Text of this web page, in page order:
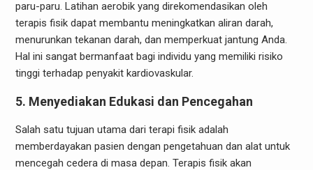
paru-paru. Latihan aerobik yang direkomendasikan oleh
terapis fisik dapat membantu meningkatkan aliran darah,
menurunkan tekanan darah, dan memperkuat jantung Anda.
Hal ini sangat bermanfaat bagi individu yang memiliki risiko
tinggi terhadap penyakit kardiovaskular.
5. Menyediakan Edukasi dan Pencegahan
Salah satu tujuan utama dari terapi fisik adalah
memberdayakan pasien dengan pengetahuan dan alat untuk
mencegah cedera di masa depan. Terapis fisik akan